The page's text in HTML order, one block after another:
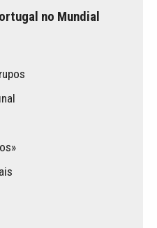
no Mundial